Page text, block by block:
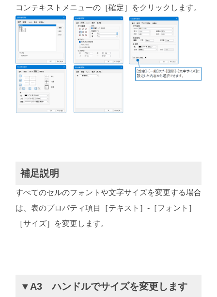
コンテキストメニューの［確定］をクリックします。
補足説明
すべてのセルのフォントや文字サイズを変更する場合
は、表のプロパティ項目［テキスト］-［フォント］
［サイズ］を変更します。
▼A3 ハンドルでサイズを変更します